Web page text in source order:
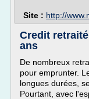
Site : http://
Credit
ans
De nombreux
pour emprunter.
longues durées,
Pourtant, avec